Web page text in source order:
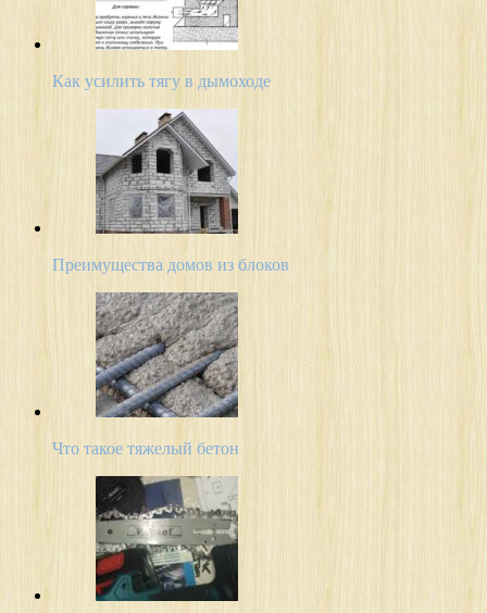
Как усилить тягу в дымоходе
Преимущества домов из блоков
Что такое тяжелый бетон